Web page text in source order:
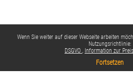
Wenn Sie weiter auf dieser Webseite arbeiten
Nutzungsrichtlinie:
DSGVO
Information zur
Fortsetzen